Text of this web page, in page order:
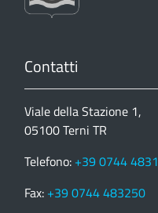
Contatti
Viale della Stazione 1,
05100 Terni TR
Telefono: +39 0744 4831
Fax: +39 0744 483250